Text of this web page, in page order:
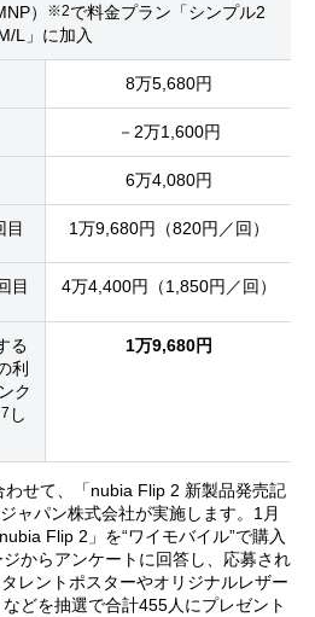
） ※2で料金プラン「シンプル2
L」に加入
8万5,680円
－2万1,600円
6万4,080円
目 1万9,680円（820円／回）
目 4万4,400円（1,850円／回）
る
利
ク
し
1万9,680円
わせて、「nubia Flip 2 新製品発売記
ャパン株式会社が実施します。1月
Flip 2」を“ワイモバイル”で購入
からアンケートに回答し、応募され
レントポスターやオリジナルレザー
どを抽選で合計455人にプレゼント